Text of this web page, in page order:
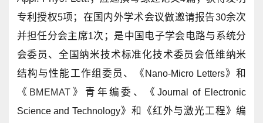
专利授权5项；在国内外学术会议做邀请报告30余次
并担任分会主席1次；是中国电子学会电路与系统分
会委员、全国纳米技术标准化技术委员会低维纳米
结构与性能工作组委员、
《 Nano-Micro Letters》和
《 BMEMAT 》 青年编委、 《 Journal of Electronic
Science and Technology》 和《红外与激光工程》编